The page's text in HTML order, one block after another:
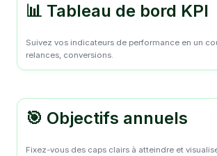
📊 Tableau de bord KPI
Suivez vos indicateurs de performance en un
relances, conversions.
🎯 Objectifs annuels
Fixez-vous des caps clairs à atteindre et